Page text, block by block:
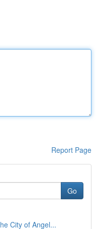
Report Page
Go
City of Angel...